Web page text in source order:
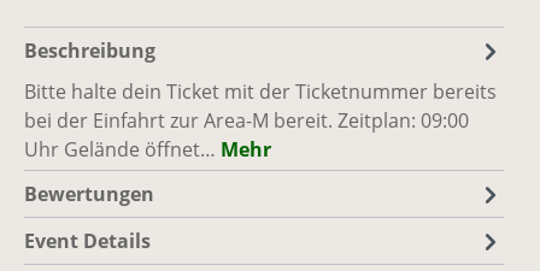
So., 27.09.26, 09:00 - 17:00
Area-M | Rosengarten 1, 56337 Simmern /
WW
Ausreichend Plätze vorhanden
Beschreibung
Bitte halte dein Ticket mit der Ticketnummer bereits
bei der Einfahrt zur Area-M bereit. Zeitplan: 09:00
Uhr Gelände öffnet… Mehr
Bewertungen
Event Details